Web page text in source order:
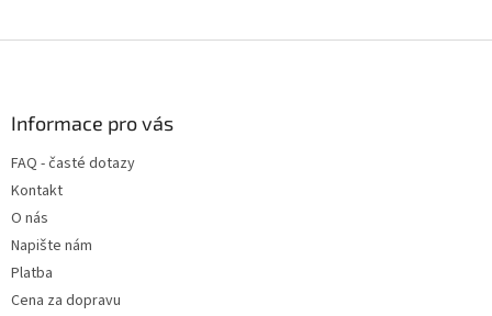
Informace pro vás
FAQ - časté dotazy
Kontakt
O nás
Napište nám
Platba
Cena za dopravu